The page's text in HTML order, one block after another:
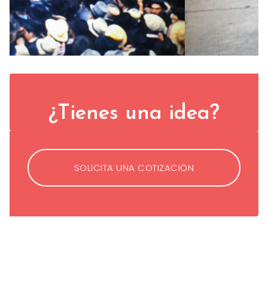
¿Tienes una idea?
SOLICITA UNA COTIZACIÖN